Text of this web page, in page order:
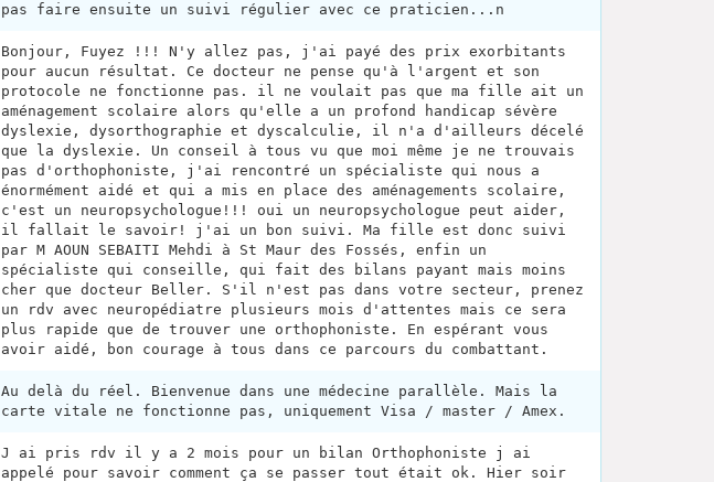
pas faire ensuite un suivi régulier avec ce praticien...n
Bonjour, Fuyez !!! N'y allez pas, j'ai payé des prix exorbitants
pour aucun résultat. Ce docteur ne pense qu'à l'argent et son
protocole ne fonctionne pas. il ne voulait pas que ma fille ait un
aménagement scolaire alors qu'elle a un profond handicap sévère
dyslexie, dysorthographie et dyscalculie, il n'a d'ailleurs décelé
que la dyslexie. Un conseil à tous vu que moi même je ne trouvais
pas d'orthophoniste, j'ai rencontré un spécialiste qui nous a
énormément aidé et qui a mis en place des aménagements scolaire,
c'est un neuropsychologue!!! oui un neuropsychologue peut aider,
il fallait le savoir! j'ai un bon suivi. Ma fille est donc suivi
par M AOUN SEBAITI Mehdi à St Maur des Fossés, enfin un
spécialiste qui conseille, qui fait des bilans payant mais moins
cher que docteur Beller. S'il n'est pas dans votre secteur, prenez
un rdv avec neuropédiatre plusieurs mois d'attentes mais ce sera
plus rapide que de trouver une orthophoniste. En espérant vous
avoir aidé, bon courage à tous dans ce parcours du combattant.
Au delà du réel. Bienvenue dans une médecine parallèle. Mais la
carte vitale ne fonctionne pas, uniquement Visa / master / Amex.
J ai pris rdv il y a 2 mois pour un bilan Orthophoniste j ai
appelé pour savoir comment ça se passer tout était ok. Hier soir